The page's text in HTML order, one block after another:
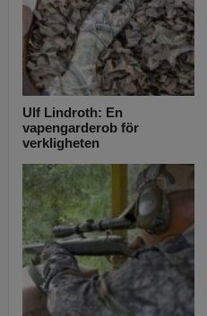
Ulf Lindroth: En
vapengarderob för
verkligheten